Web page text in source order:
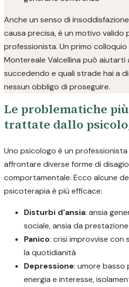
Anche un senso di
causa precisa, è un motivo valido
professionista. Un primo
Montereale Valcellina può aiutarti
succedendo e quali strade hai a
nessun obbligo di proseguire.
Le problematiche
trattate dallo
Uno psicologo è un
affrontare diverse forme di
comportamentale. Ecco alcune
psicoterapia è più efficace:
Disturbi d'ansia: ansia
sociale, ansia da prestazione
Panico: crisi improvvise con
la quotidianità
Depressione: umore
energia e interesse,